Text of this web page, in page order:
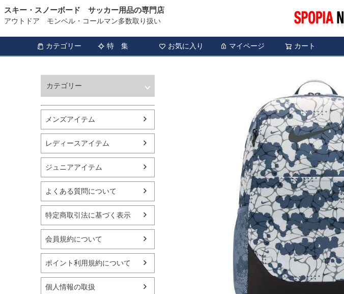
スキー・スノーボード サッカー用品の専門店
アウトドア モンベル・コールマン多数取り扱い
カテゴリー 特 集 お気に入り マイページ カート
カテゴリー
バスケットボール
シューズ
ランニング用品
スポーツアパレル
テニス
バレーボール
フィットネス用品
スイミング用品
マリン
スケートボード
野球・ソフトボール
ゴルフ
卓球用品
メンズアイテム
レディースアイテム
ジュニアアイテム
よくある質問について
特定商取引法に基づく表示
会員規約について
ポイント利用規約について
個人情報の取扱